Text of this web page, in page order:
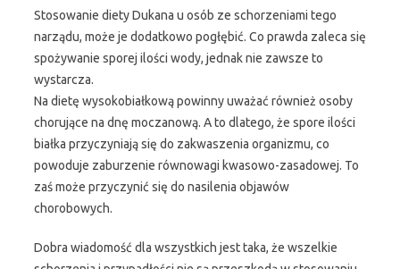
Stosowanie diety Dukana u osób ze schorzeniami tego
narządu, może je dodatkowo pogłębić. Co prawda zaleca się
spożywanie sporej ilości wody, jednak nie zawsze to
wystarcza.
Na dietę wysokobiałkową powinny uważać również osoby
chorujące na dnę moczanową. A to dlatego, że spore ilości
białka przyczyniają się do zakwaszenia organizmu, co
powoduje zaburzenie równowagi kwasowo-zasadowej. To
zaś może przyczynić się do nasilenia objawów
chorobowych.
Dobra wiadomość dla wszystkich jest taka, że wszelkie